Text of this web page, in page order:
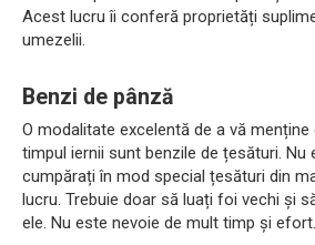
Acest lucru îi conferă proprietăți
umezelii.
Benzi de pânză
O modalitate excelentă de a vă
timpul iernii sunt benzile de țesături. Nu
cumpărați în mod special țesături din
lucru. Trebuie doar să luați foi vechi și
ele. Nu este nevoie de mult timp și efort.